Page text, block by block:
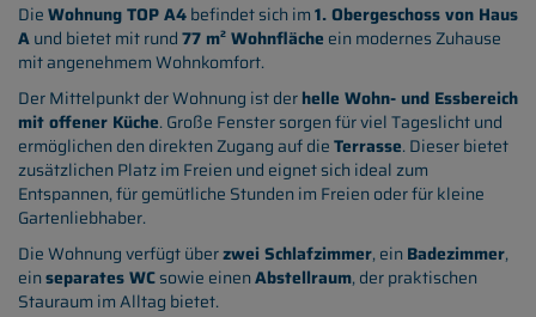
DieWohnung TOP A4befindet sich im1. Obergeschoss von Haus
Aund bietet mit rund77 m² Wohnfläche ein modernes Zuhause
mit angenehmem Wohnkomfort.
Der Mittelpunkt der Wohnung ist derhelle Wohn- und Essbereich
mit offener Küche. Große Fenster sorgen für viel Tageslicht und
ermöglichen den direkten Zugang auf dieTerrasse. Dieser bietet
zusätzlichen Platz im Freien und eignet sich ideal zum
Entspannen, für gemütliche Stunden im Freien oder für kleine
Gartenliebhaber.
Die Wohnung verfügt überzwei Schlafzimmer, ein Badezimmer,
einseparates WCsowie einenAbstellraum, der praktischen
Stauraum im Alltag bietet.